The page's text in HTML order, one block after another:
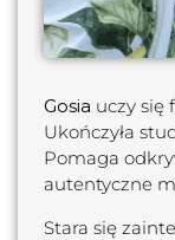
Gosia uczy się
Ukończyła
Pomaga
autentyczne
Stara się